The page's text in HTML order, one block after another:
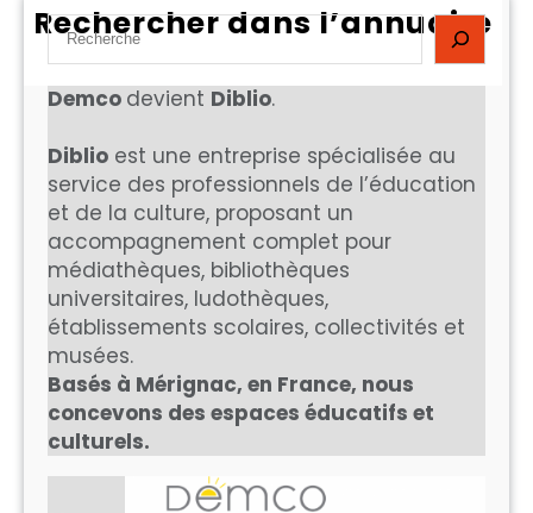
Rechercher dans l’annuaire
S
e
a
r
c
h
Demco devient Diblio.
Diblio est une entreprise spécialisée au
service des professionnels de l’éducation
et de la culture, proposant un
accompagnement complet pour
médiathèques, bibliothèques
universitaires, ludothèques,
établissements scolaires, collectivités et
musées.
Basés à Mérignac, en France, nous
concevons des espaces éducatifs et
culturels.